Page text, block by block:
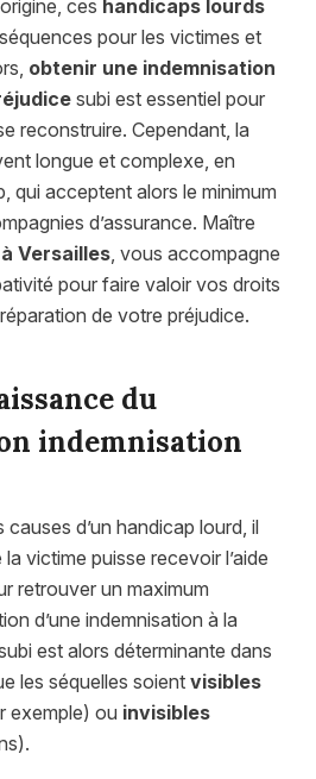
ces handicaps lourds
pour les victimes et
obtenir une indemnisation
subi est essentiel pour
reconstruire. Cependant, la
longue et complexe, en
qui acceptent alors le minimum
d’assurance. Maître
Versailles, vous accompagne
pour faire valoir vos droits
de votre préjudice.
du
indemnisation
d’un handicap lourd, il
victime puisse recevoir l’aide
retrouver un maximum
d’une indemnisation à la
est alors déterminante dans
les séquelles soientvisibles
exemple) ou invisibles